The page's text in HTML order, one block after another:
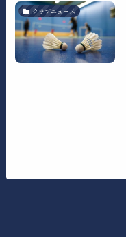
クラブニュース